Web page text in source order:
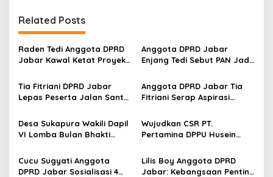
n
a
v
i
g
a
t
i
o
n
Related Posts
Raden Tedi Anggota DPRD
Jabar Kawal Ketat Proyek
Jawa Barat 2025
Anggota DPRD Jabar
Enjang Tedi Sebut PAN Jadi
2024
Tia Fitriani DPRD Jabar
Lepas Peserta Jalan Santai
Desa Sukapura Kertasari
Anggota DPRD Jabar Tia
Fitriani Serap Aspirasi
Sukapura Kec Dayeuhkolot
Desa Sukapura Wakili Dapil
VI Lomba Bulan Bhakti
Masyarakat
Wujudkan CSR PT.
Pertamina DPPU Husein
Pohon Saninten dan Kopi di
Hutan Lindung Perhutani
Cucu Sugyati Anggota
DPRD Jabar Sosialisasi 4
Lilis Boy Anggota DPRD
Jabar: Kebangsaan Penting